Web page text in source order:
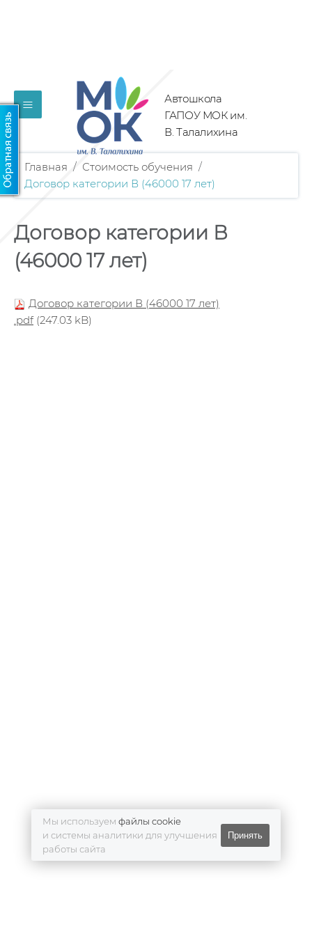
Мы используем файлы cookie
и системы аналитики для улучшения
работы сайта
Принять
Автошкола
ГАПОУ МОК им.
В. Талалихина
≡
Главная / Стоимость обучения /
Договор категории В (46000 17 лет)
Договор категории В
(46000 17 лет)
Договор категории В (46000 17 лет)
.pdf(247.03 kB)